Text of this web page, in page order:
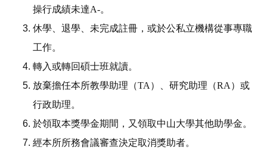
操行成績未達A-。
休學、退學、未完成註冊，或於公私立機構從事專職
工作。
轉入或轉回碩士班就讀。
放棄擔任本所教學助理（TA ）、研究助理（RA ）或
行政助理。
於領取本獎學金期間，又領取中山大學其他助學金。
經本所所務會議審查決定取消獎助者。